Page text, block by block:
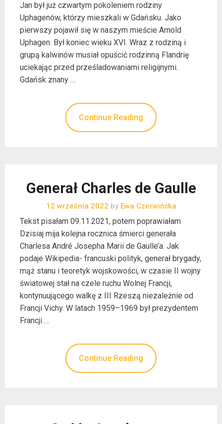
Jan był już czwartym pokoleniem rodziny
Uphagenów, którzy mieszkali w Gdańsku. Jako
pierwszy pojawił się w naszym mieście Arnold
Uphagen. Był koniec wieku XVI. Wraz z rodziną i
grupą kalwinów musiał opuścić rodzinną Flandrię
uciekając przed prześladowaniami religijnymi.
Gdańsk znany …
Continue Reading
Generał Charles de Gaulle
12 września 2022 byEwa Czerwińska
Tekst pisałam 09.11.2021, potem poprawiałam
Dzisiaj mija kolejna rocznica śmierci generała
Charlesa André Josepha Marii de Gaulle’a. Jak
podaje Wikipedia- francuski polityk, generał brygady,
mąż stanu i teoretyk wojskowości, w czasie II wojny
światowej stał na czele ruchu Wolnej Francji,
kontynuującego walkę z III Rzeszą niezależnie od
Francji Vichy. W latach 1959–1969 był prezydentem
Francji …
Continue Reading